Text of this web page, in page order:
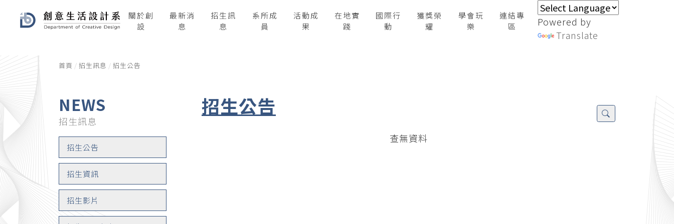
關於創
設
最新消
息
招生訊
息
系所成
員
活動成
果
在地實
踐
國際行
動
獲獎榮
耀
學會玩
樂
連結專
區
Powered by
Translate
首頁 招生訊息 招生公告
NEWS
招生訊息
招生公告
招生資訊
招生影片
招生公告
查無資料